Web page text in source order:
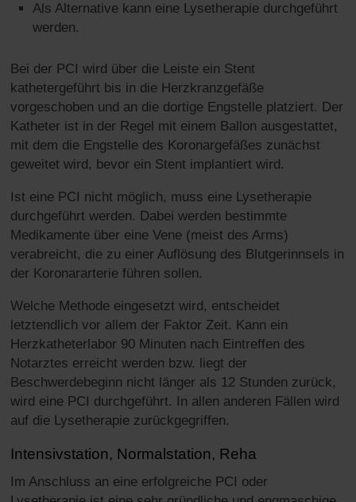
Als Alternative kann eine Lysetherapie durchgeführt
werden.
Bei der PCI wird über die Leiste ein Stent
kathetergeführt bis in die Herzkranzgefäße
vorgeschoben und an die dortige Engstelle platziert. Der
Katheter ist in der Regel mit einem Ballon ausgestattet,
mit dem die Engstelle des Koronargefäßes zunächst
geweitet wird, bevor ein Stent implantiert wird.
Ist eine PCI nicht möglich, muss eine Lysetherapie
durchgeführt werden. Dabei werden bestimmte
Medikamente über eine Vene (meist des Arms)
verabreicht, die zu einer Auflösung des Blutgerinnsels in
der Koronararterie führen sollen.
Welche Methode eingesetzt wird, entscheidet
letztendlich vor allem der Faktor Zeit. Kann ein
Herzkatheterlabor 90 Minuten nach Eintreffen des
Notarztes erreicht werden bzw. liegt der
Beschwerdebeginn nicht länger als 12 Stunden zurück,
wird eine PCI durchgeführt. In allen anderen Fällen wird
auf die Lysetherapie zurückgegriffen.
Intensivstation, Normalstation, Reha
Im Anschluss an eine erfolgreiche PCI oder